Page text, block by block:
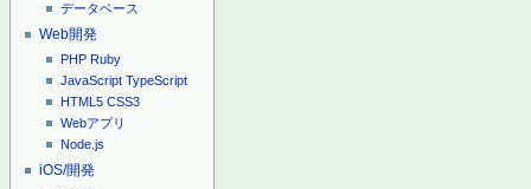
データベース
Web開発
PHP Ruby
JavaScript TypeScript
HTML5 CSS3
Webアプリ
Node.js
iOS/開発